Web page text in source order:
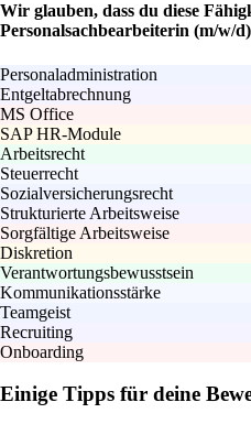
Wir glauben, dass du diese
Personalsachbearbeiterin (m/w/
Personaladministration
Entgeltabrechnung
MS Office
SAP HR-Module
Arbeitsrecht
Steuerrecht
Sozialversicherungsrecht
Strukturierte Arbeitsweise
Sorgfältige Arbeitsweise
Diskretion
Verantwortungsbewusstsein
Kommunikationsstärke
Teamgeist
Recruiting
Onboarding
Einige Tipps für deine